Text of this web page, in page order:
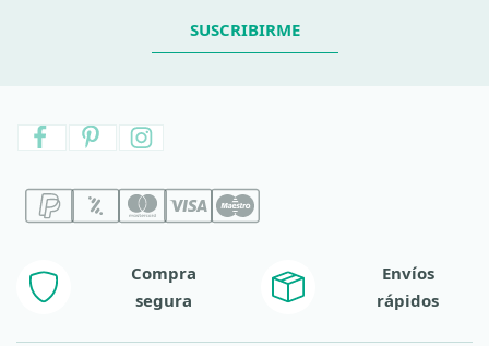
SUSCRIBIRME
Compra
segura
Envíos
rápidos